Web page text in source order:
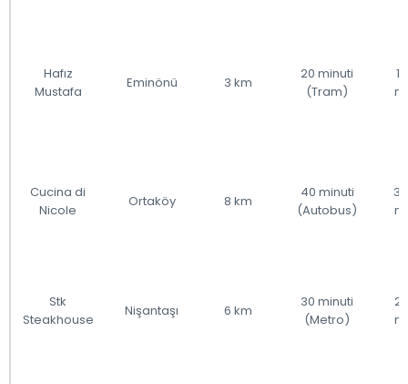
Hafız
Mustafa
Eminönü 3 km
20 minuti
(Tram)
Cucina di
Nicole
Ortaköy 8 km
40 minuti
(Autobus)
Stk
Steakhouse
Nişantaşı 6 km
30 minuti
(Metro)